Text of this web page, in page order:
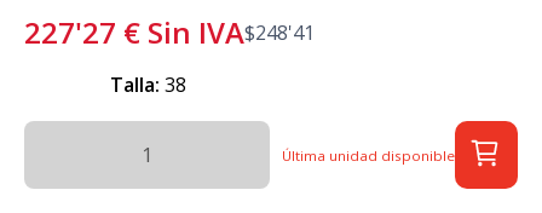
227'27 € Sin IVA$248'41
Talla: 38
Última unidad disponible